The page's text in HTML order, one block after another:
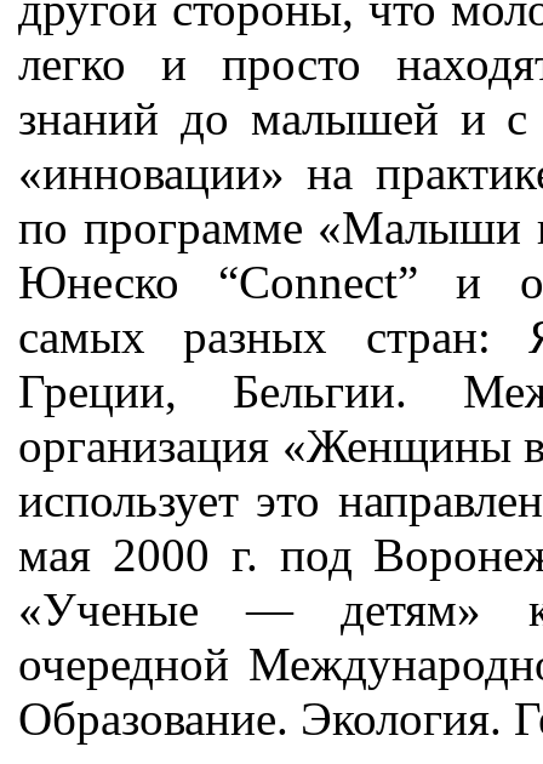
легко и просто
знаний до малышей и с
«инновации» на
по программе «Малыши
Юнеско “Connect” и
самых разных стран:
Греции, Бельгии.
организация «Женщины
использует это
мая 2000 г. под
«Ученые — детям»
очередной
Образование. Экология.